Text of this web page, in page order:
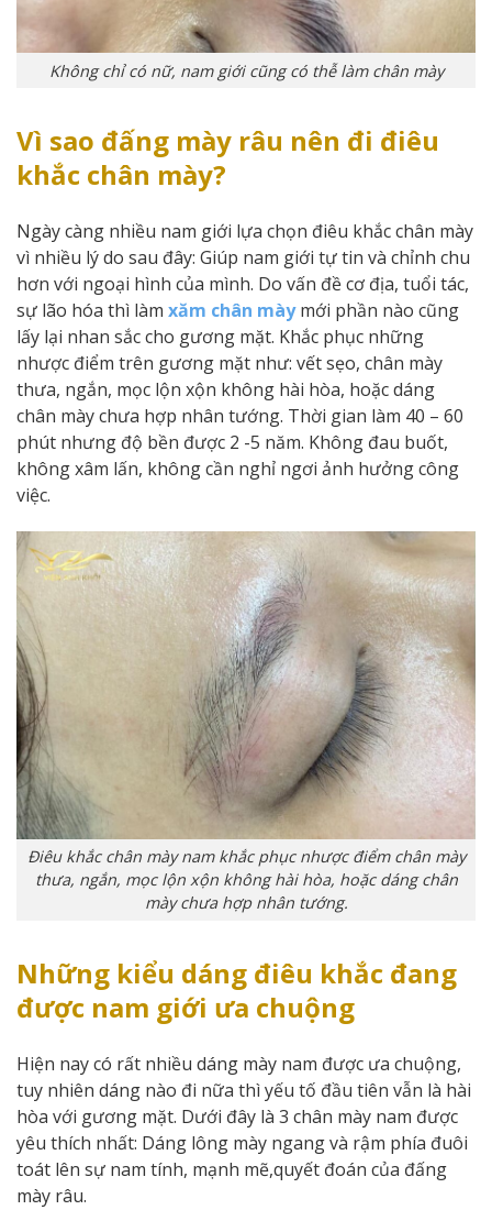
Không chỉ có nữ, nam giới cũng có thễ làm chân mày
Vì sao đấng mày râu nên đi điêu
khắc chân mày?
Ngày càng nhiều nam giới lựa chọn điêu khắc chân mày
vì nhiều lý do sau đây: Giúp nam giới tự tin và chỉnh chu
hơn với ngoại hình của mình. Do vấn đề cơ địa, tuổi tác,
sự lão hóa thì làm xăm chân màymới phần nào cũng
lấy lại nhan sắc cho gương mặt. Khắc phục những
nhược điểm trên gương mặt như: vết sẹo, chân mày
thưa, ngắn, mọc lộn xộn không hài hòa, hoặc dáng
chân mày chưa hợp nhân tướng. Thời gian làm 40 – 60
phút nhưng độ bền được 2 -5 năm. Không đau buốt,
không xâm lấn, không cần nghỉ ngơi ảnh hưởng công
việc.
Điêu khắc chân mày nam khắc phục nhược điểm chân mày
thưa, ngắn, mọc lộn xộn không hài hòa, hoặc dáng chân
mày chưa hợp nhân tướng.
Những kiểu dáng điêu khắc đang
được nam giới ưa chuộng
Hiện nay có rất nhiều dáng mày nam được ưa chuộng,
tuy nhiên dáng nào đi nữa thì yếu tố đầu tiên vẫn là hài
hòa với gương mặt. Dưới đây là 3 chân mày nam được
yêu thích nhất: Dáng lông mày ngang và rậm phía đuôi
toát lên sự nam tính, mạnh mẽ,quyết đoán của đấng
mày râu.